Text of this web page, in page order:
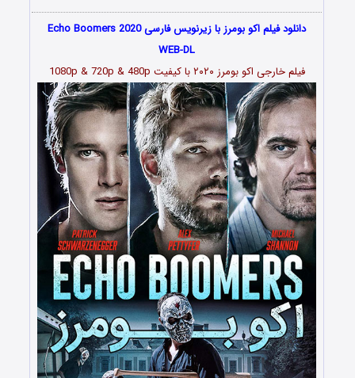
دانلود فیلم اکو بومرز با زیرنویس فارسی Echo Boomers 2020
WEB-DL
فیلم خارجی اکو بومرز ۲۰۲۰ با کیفیت 1080p & 720p & 480p